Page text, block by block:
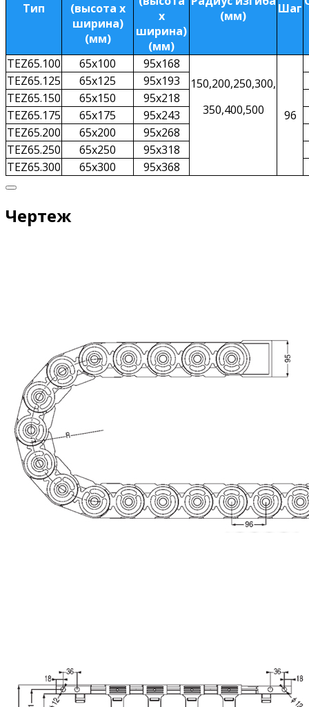
Тип
(высота х
ширина)
(мм)
х
ширина)
(мм)
(мм)
Шаг
TEZ65.100 65х100
95х168
150,200,250,300,
350,400,500
96
TEZ65.125 65х125
95х193
TEZ65.150
65х150
95х218
TEZ65.175
65х175
95х243
TEZ65.200
65х200
95х268
TEZ65.250
65х250
95х318
TEZ65.300
65х300 95х368
Чертеж